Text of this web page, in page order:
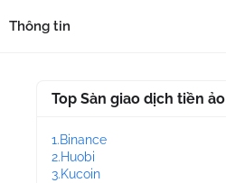
Thông tin
Top Sàn giao dịch tiền ảo
1.Binance
2.Huobi
3.Kucoin